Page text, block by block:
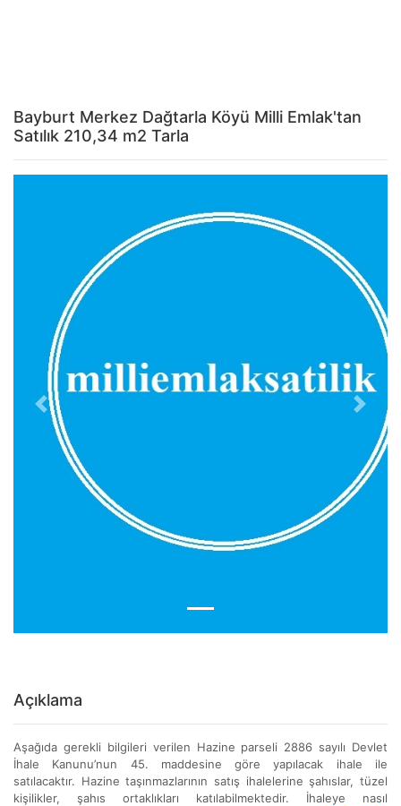
Bayburt Merkez Dağtarla Köyü Milli Emlak'tan
Satılık 210,34 m2 Tarla
Previous Next
Açıklama
Aşağıda gerekli bilgileri verilen Hazine parseli 2886 sayılı Devlet
İhale Kanunu’nun 45. maddesine göre yapılacak ihale ile
satılacaktır. Hazine taşınmazlarının satış ihalelerine şahıslar, tüzel
kişilikler, şahıs ortaklıkları katılabilmektedir. İhaleye nasıl